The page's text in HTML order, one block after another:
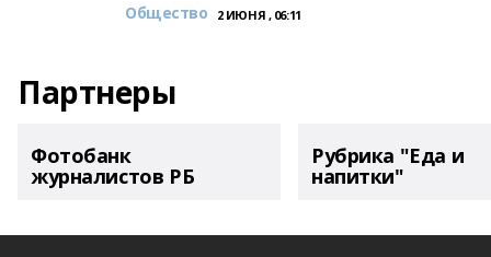
Общество 2 ИЮНЯ , 06:11
Партнеры
Фотобанк
журналистов РБ
Рубрика "Еда и
напитки"